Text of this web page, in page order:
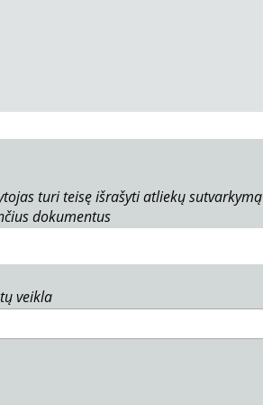
turi teisę išrašyti atliekų sutvarkymą
dokumentus
veikla